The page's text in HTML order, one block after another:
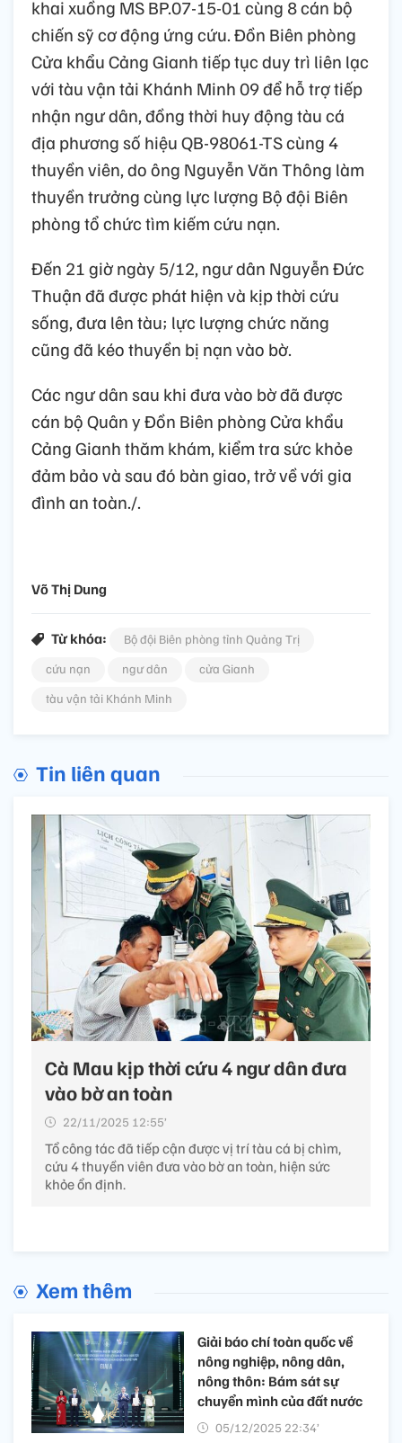
khai xuồng MS BP.07-15-01 cùng 8 cán bộ
chiến sỹ cơ động ứng cứu. Đồn Biên phòng
Cửa khẩu Cảng Gianh tiếp tục duy trì liên lạc
với tàu vận tải Khánh Minh 09 để hỗ trợ tiếp
nhận ngư dân, đồng thời huy động tàu cá
địa phương số hiệu QB-98061-TS cùng 4
thuyền viên, do ông Nguyễn Văn Thông làm
thuyền trưởng cùng lực lượng Bộ đội Biên
phòng tổ chức tìm kiếm cứu nạn.
Đến 21 giờ ngày 5/12, ngư dân Nguyễn Đức
Thuận đã được phát hiện và kịp thời cứu
sống, đưa lên tàu; lực lượng chức năng
cũng đã kéo thuyền bị nạn vào bờ.
Các ngư dân sau khi đưa vào bờ đã được
cán bộ Quân y Đồn Biên phòng Cửa khẩu
Cảng Gianh thăm khám, kiểm tra sức khỏe
đảm bảo và sau đó bàn giao, trở về với gia
đình an toàn./.
Võ Thị Dung
Từ khóa:
Bộ đội Biên phòng tỉnh Quảng Trị
cứu nạn
ngư dân
cửa Gianh
tàu vận tải Khánh Minh
Tin liên quan
Cà Mau kịp thời cứu 4 ngư dân đưa
vào bờ an toàn
22/11/2025 12:55’
Tổ công tác đã tiếp cận được vị trí tàu cá bị chìm,
cứu 4 thuyền viên đưa vào bờ an toàn, hiện sức
khỏe ổn định.
Xem thêm
Giải báo chí toàn quốc về
nông nghiệp, nông dân,
nông thôn: Bám sát sự
chuyển mình của đất nước
05/12/2025 22:34’